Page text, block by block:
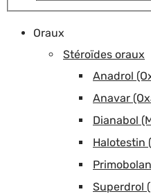
Oraux
Stéroïdes oraux
Anadrol
Anavar
Dianabol
Halotestin
Superdrol